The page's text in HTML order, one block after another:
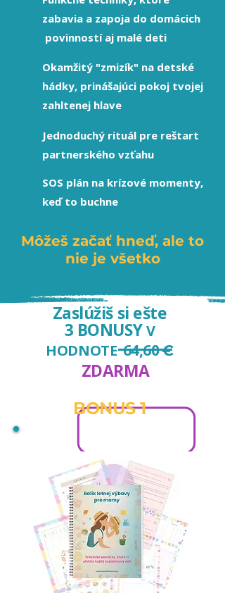
Môžeš začať hneď, ale to
nie je všetko
zabavia a zapoja do domácich
povinností aj malé deti
Okamžitý "zmizík" na detské
hádky, prinášajúci pokoj tvojej
zahltenej hlave
Jednoduchý rituál pre reštart
partnerského vzťahu
SOS plán na krízové momenty,
keď to buchne
Zaslúžiš si ešte
3 BONUSYV
HODNOTE64,60€
ZDARMA
BONUS 1